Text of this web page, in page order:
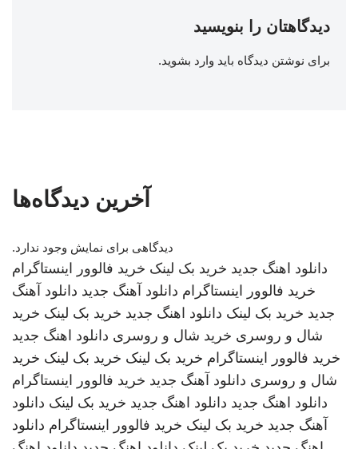
دیدگاهتان را بنویسید
برای نوشتن دیدگاه باید وارد بشوید.
آخرین دیدگاه‌ها
دیدگاهی برای نمایش وجود ندارد.
دانلود اهنگ جدید خرید بک لینک خرید فالوور اینستاگرام
خرید فالوور اینستاگرام دانلود آهنگ جدید دانلود آهنگ
جدید خرید بک لینک دانلود اهنگ جدید خرید بک لینک خرید
شال و روسری خرید شال و روسری دانلود اهنگ جدید
خرید فالوور اینستاگرام خرید بک لینک خرید بک لینک خرید
شال و روسری دانلود آهنگ جدید خرید فالوور اینستاگرام
دانلود اهنگ جدید دانلود اهنگ جدید خرید بک لینک دانلود
آهنگ جدید خرید بک لینک خرید فالوور اینستاگرام دانلود